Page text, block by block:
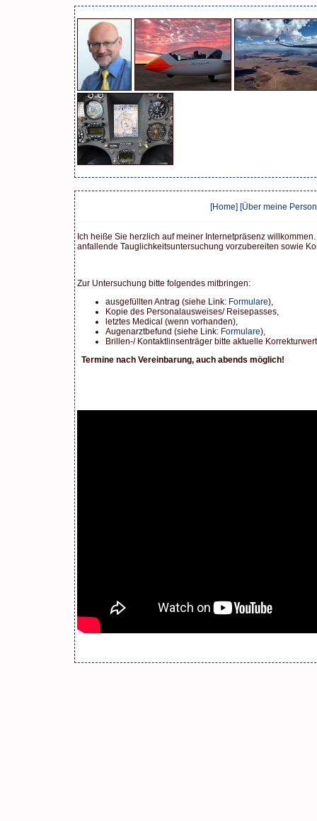
[Home] [Über meine
Ich heiße Sie herzlich auf meiner Internetpräsenz
anfallende Tauglichkeitsuntersuchung vorzubereiten sowie
Zur Untersuchung bitte folgendes mitbringen:
ausgefüllten Antrag (siehe Link: Formulare),
Kopie des Personalausweises/ Reisepasses,
letztes Medical (wenn vorhanden),
Augenarztbefund (siehe Link: Formulare),
Brillen-/ Kontaktlinsenträger bitte aktuelle
Termine nach Vereinbarung, auch abends möglich!